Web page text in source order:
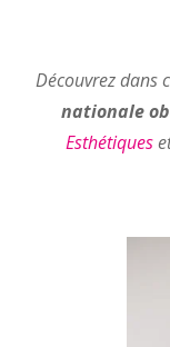
Découvrez dans
nationale
Esthétiques